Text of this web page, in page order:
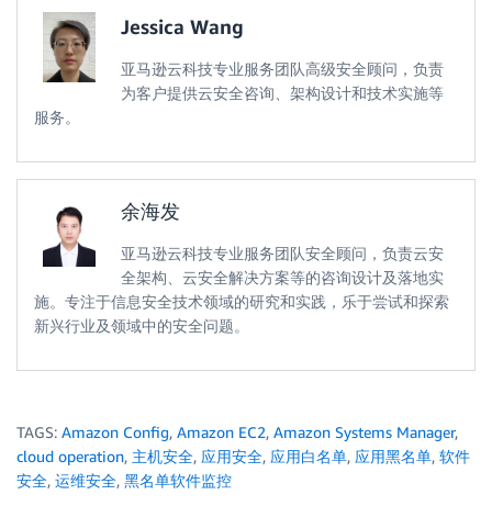
        Owner: "AWS"
SourceIdentifier:
  blackConfigRule:
    Type: "AWS::Config::ConfigRule"
    Properties:
ConfigRuleName: "black-ec2-managedinstance-
Description: "A Config rule that checks that
      InputParameters:
        applicationNames:
          Fn::If:
          - BlackAppNames
          - Ref: BlackAppNames
SourceIdentifier:
Conditions:
  WhiteAppNames:
Jessica Wang
亚马逊云科技专业服务团队高级安全顾问，负责
为客户提供云安全咨询、架构设计和技术实施等
服务。
余海发
亚马逊云科技专业服务团队安全顾问，负责云安
全架构、云安全解决方案等的咨询设计及落地实
施。专注于信息安全技术领域的研究和实践，乐于尝试和探索
新兴行业及领域中的安全问题。
TAGS: Amazon Config, Amazon EC2, Amazon Systems Manager,
cloud operation, 主机安全, 应用安全, 应用白名单, 应用黑名单, 软件
安全, 运维安全, 黑名单软件监控